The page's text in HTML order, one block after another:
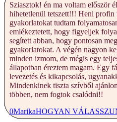
Sziasztok! én ma voltam először
hihetetlenül tetszett!!! Heni profin
gyakorlatokat tudtam
emlékeztetett, hogy figyeljek
segített abban, hogy pontosan
gyakorlatokat. A végén nagyon
minden izmom, de mégis egy
állapotban éreztem magam. Egy
levezetés és kikapcsolás,
Mindenkinek tiszta szívből
többen, nem fogtok csalódni!!
0MarikaHOGYAN